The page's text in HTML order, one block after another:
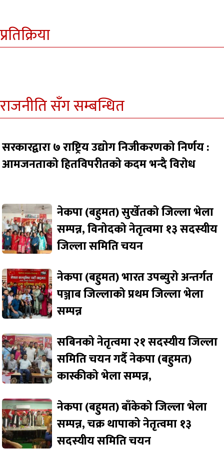
प्रतिक्रिया
राजनीति सँग सम्बन्धित
सरकारद्वारा ७ राष्ट्रिय उद्योग निजीकरणको निर्णय :
आमजनताको हितविपरीतको कदम भन्दै विरोध
नेकपा (बहुमत) सुर्खेतको जिल्ला भेला
सम्पन्न, विनोदको नेतृत्वमा १३ सदस्यीय
जिल्ला समिति चयन
नेकपा (बहुमत) भारत उपब्युरो अन्तर्गत
पञ्जाब जिल्लाको प्रथम जिल्ला भेला
सम्पन्न
सबिनको नेतृत्वमा २१ सदस्यीय जिल्ला
समिति चयन गर्दै नेकपा (बहुमत)
कास्कीको भेला सम्पन्न,
नेकपा (बहुमत) बाँकेको जिल्ला भेला
सम्पन्न, चक्र थापाको नेतृत्वमा १३
सदस्यीय समिति चयन